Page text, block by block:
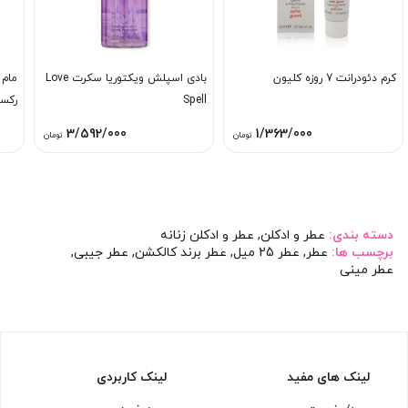
کرم دئودرانت 7 روزه کلیون
1/363/000 تومان
بادی اسپلش ویکتوریا سکرت Love
Spell
3/592/000 تومان
دسته بندی: عطر و ادکلن, عطر و ادکلن زنانه
برچسب ها: عطر, عطر 25 میل , عطر برند کالکشن, عطر جیبی,
عطر مینی
لینک های مفید لینک کاربردی